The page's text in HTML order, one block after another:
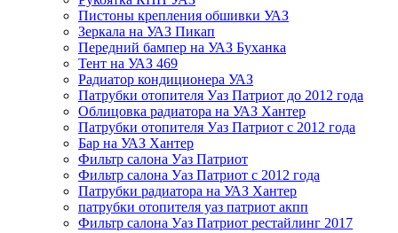
Пистоны крепления обшивки УАЗ
Зеркала на УАЗ Пикап
Передний бампер на УАЗ Буханка
Тент на УАЗ 469
Радиатор кондиционера УАЗ
Патрубки отопителя Уаз Патриот до 2012 года
Облицовка радиатора на УАЗ Хантер
Патрубки отопителя Уаз Патриот с 2012 года
Бар на УАЗ Хантер
Фильтр салона Уаз Патриот
Фильтр салона Уаз Патриот с 2012 года
Патрубки радиатора на УАЗ Хантер
патрубки отопителя уаз патриот акпп
Фильтр салона Уаз Патриот рестайлинг 2017